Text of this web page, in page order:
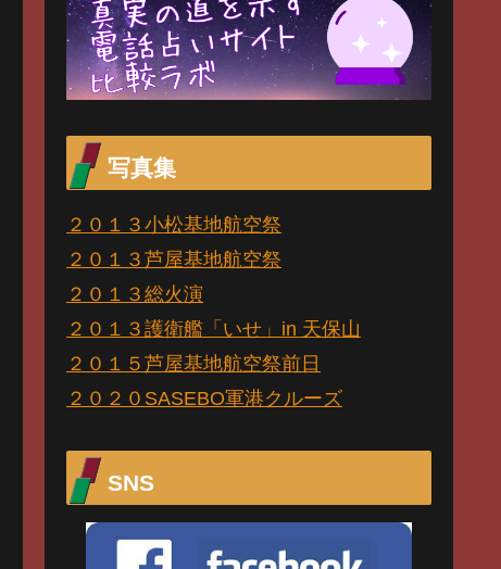
写真集
２０１３小松基地航空祭
２０１３芦屋基地航空祭
２０１３総火演
２０１３護衛艦「いせ」in 天保山
２０１５芦屋基地航空祭前日
２０２０SASEBO軍港クルーズ
SNS